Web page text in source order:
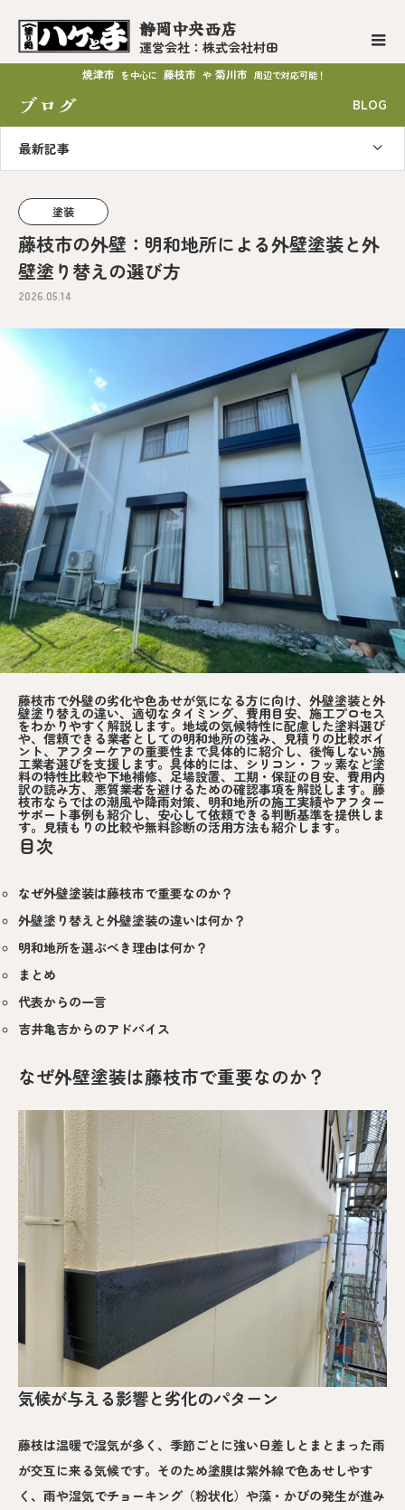
静岡中央西店
運営会社：株式会社村田
焼津市 を中心に 藤枝市 や 菊川市 周辺で対応可能！
ブログ BLOG
最新記事
塗装
藤枝市の外壁：明和地所による外壁塗装と外
壁塗り替えの選び方
2026.05.14
藤枝市で外壁の劣化や色あせが気になる方に向け、外壁塗装と外
壁塗り替えの違い、適切なタイミング、費用目安、施工プロセス
をわかりやすく解説します。地域の気候特性に配慮した塗料選び
や、信頼できる業者としての明和地所の強み、見積りの比較ポイ
ント、アフターケアの重要性まで具体的に紹介し、後悔しない施
工業者選びを支援します。具体的には、シリコン・フッ素など塗
料の特性比較や下地補修、足場設置、工期・保証の目安、費用内
訳の読み方、悪質業者を避けるための確認事項を解説します。藤
枝市ならではの潮風や降雨対策、明和地所の施工実績やアフター
サポート事例も紹介し、安心して依頼できる判断基準を提供しま
す。見積もりの比較や無料診断の活用方法も紹介します。
目次
なぜ外壁塗装は藤枝市で重要なのか？
外壁塗り替えと外壁塗装の違いは何か？
明和地所を選ぶべき理由は何か？
まとめ
代表からの一言
吉井亀吉からのアドバイス
なぜ外壁塗装は藤枝市で重要なのか？
気候が与える影響と劣化のパターン
藤枝は温暖で湿気が多く、季節ごとに強い日差しとまとまった雨
が交互に来る気候です。そのため塗膜は紫外線で色あせしやす
く、雨や湿気でチョーキング（粉状化）や藻・かびの発生が進み